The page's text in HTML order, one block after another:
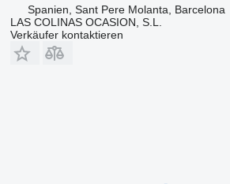
Spanien, Sant Pere Molanta, Barcelona
LAS COLINAS OCASION, S.L.
Verkäufer kontaktieren